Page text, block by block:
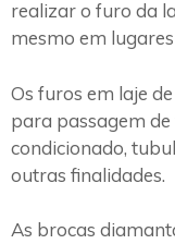
realizar o furo da
mesmo em
Os furos em laje
para passagem
condicionado,
outras finalidades.
As brocas